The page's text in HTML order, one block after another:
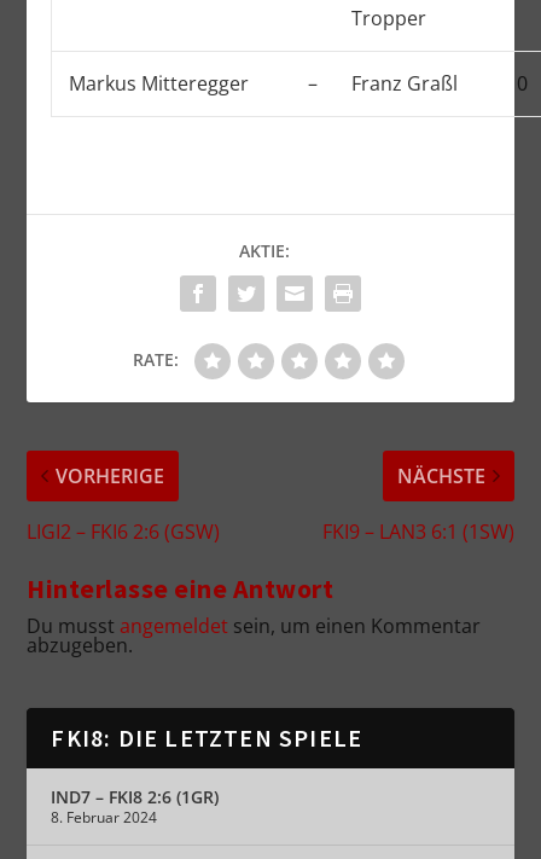
Tropper
Markus Mitteregger – Franz Graßl 0
AKTIE:
RATE:
VORHERIGE
LIGI2 – FKI6 2:6 (GSW)
NÄCHSTE
FKI9 – LAN3 6:1 (1SW)
Hinterlasse eine Antwort
Du musst angemeldet sein, um einen Kommentar
abzugeben.
FKI8: DIE LETZTEN SPIELE
IND7 – FKI8 2:6 (1GR)
8. Februar 2024